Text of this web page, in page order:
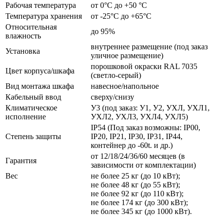
Рабочая температура
от 0°C до +50 °C
Температура хранения
от -25°C до +65°C
Относительная
влажность
до 95%
Установка
внутреннее размещение (под заказ
уличное размещение)
Цвет корпуса/шкафа
порошковой окраски RAL 7035
(светло-серый)
Вид монтажа шкафа
навесное/напольное
Кабельный ввод
сверху/снизу
Климатическое
исполнение
У3 (под заказ: У1, У2, УХЛ, УХЛ1,
УХЛ2, УХЛ3, УХЛ4, УХЛ5)
Степень защиты
IP54 (Под заказ возможны: IP00,
IP20, IP21, IP30, IP31, IP44,
контейнер до -60t. и др.)
Гарантия
от 12/18/24/36/60 месяцев (в
зависимости от комплектации)
Вес
не более 25 кг (до 10 кВт);
не более 48 кг (до 55 кВт);
не более 92 кг (до 110 кВт);
не более 174 кг (до 300 кВт);
не более 345 кг (до 1000 кВт).